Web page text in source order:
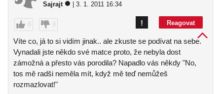
Sajrajt | 3. 1. 2011 16:34
0 0 Reagovat
!
Víte co, já to si vidím jinak.. ale zkuste se podívat na sebe.
Vynadali jste někdo své matce proto, že nebyla dost
zámožná a přesto vás porodila? Napadlo vás někdy "No,
tos mě radši neměla mít, když mě teď nemůžeš
rozmazlovat!"